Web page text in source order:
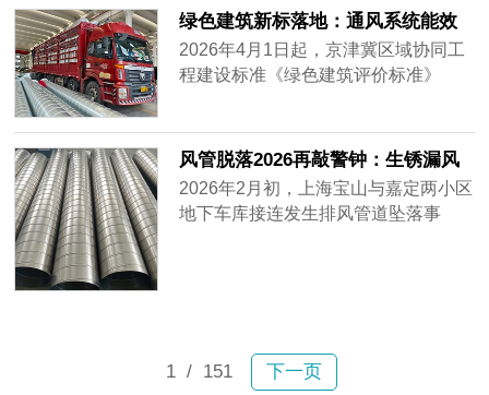
注材质、厚度、密封性等硬性参数，
还要评估供应商的加工精度、交付周
期及全流程服务能力。很多用户在搜
护成本。本文将从加工精度、材质适
配、交付保障三个维度，对比市场主
流供应商——宏达风管、安达通风以
绿色建筑新标落地：通风系统能效
纳入强制指标，风管行业迎低碳转
型
2026年4月1日起，京津冀区域协同工
程建设标准《绿色建筑评价标准》
节，通风系统能效指标从推荐性要求
升级为强制评价内容，新建建筑通风
系统能效上限值较2020版标准收紧约
18%。
风管脱落2026再敲警钟：生锈漏风
别等砸下来再换
2026年2月初，上海宝山与嘉定两小区
地下车库接连发生排风管道坠落事
落。所幸均未造成人员伤亡，然而连
续两起事故为工程和物业管理领域敲
1/ 151 下一页